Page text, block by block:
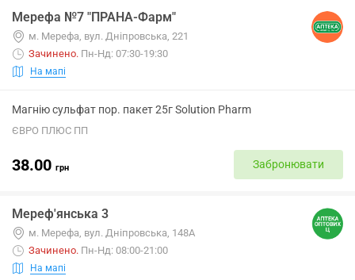
Мерефа №7 "ПРАНА-Фарм"
м. Мерефа, вул. Дніпровська, 221
Зачинено. Пн-Нд: 07:30-19:30
На мапі
Магнію сульфат пор. пакет 25г Solution Pharm
ЄВРО ПЛЮС ПП
38.00 грн Забронювати
Мереф'янська 3
м. Мерефа, вул. Дніпровська, 148А
Зачинено. Пн-Нд: 08:00-21:00
На мапі